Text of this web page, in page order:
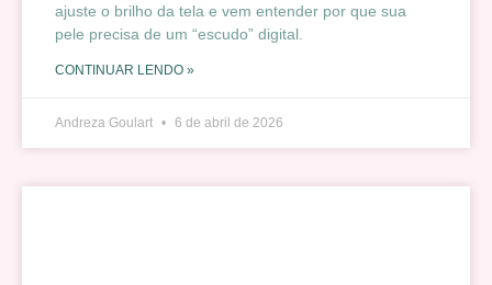
ajuste o brilho da tela e vem entender por que sua
pele precisa de um “escudo” digital.
CONTINUAR LENDO »
Andreza Goulart 6 de abril de 2026